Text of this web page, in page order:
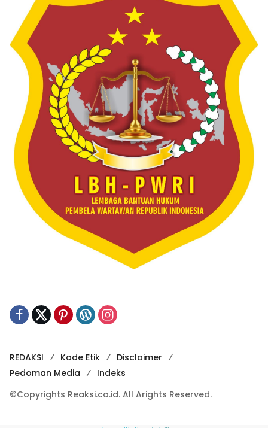
REDAKSI Kode Etik
Disclaimer
Pedoman Media
Indeks
©Copyrights Reaksi.co.id. All Arights Reserved.